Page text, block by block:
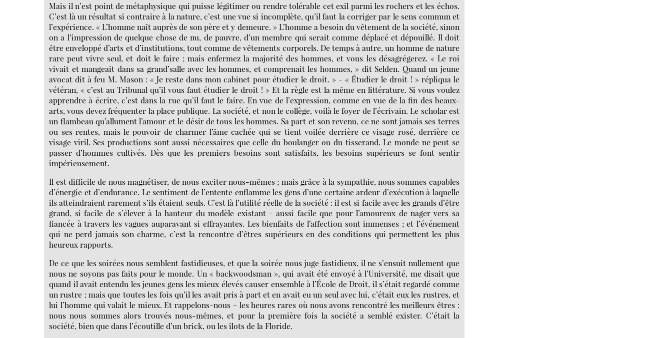
Mais il n’est point de métaphysique qui puisse légitimer ou rendre tolérable cet exil parmi les rochers et les échos.
C’est là un résultat si contraire à la nature, c’est une vue si incomplète, qu’il faut la corriger par le sens commun et
l’expérience. « L’homme naît auprès de son père et y demeure. » L’homme a besoin du vêtement de la société, sinon
on a l’impression de quelque chose de nu, de pauvre, d’un membre qui serait comme déplacé et dépouillé. Il doit
être enveloppé d’arts et d’institutions, tout comme de vêtements corporels. De temps à autre, un homme de nature
rare peut vivre seul, et doit le faire ; mais enfermez la majorité des hommes, et vous les désagrégerez. « Le roi
vivait et mangeait dans sa grand’salle avec les hommes, et comprenait les hommes, » dit Selden. Quand un jeune
avocat dit à feu M. Mason : « Je reste dans mon cabinet pour étudier le droit. » - « Étudier le droit ! » répliqua le
vétéran, « c’est au Tribunal qu’il vous faut étudier le droit ! » Et la règle est la même en littérature. Si vous voulez
apprendre à écrire, c’est dans la rue qu’il faut le faire. En vue de l’expression, comme en vue de la fin des beaux-
arts, vous devez fréquenter la place publique. La société, et non le collège, voilà le foyer de l’écrivain. Le scholar est
un flambeau qu’allument l’amour et le désir de tous les hommes. Sa part et son revenu, ce ne sont jamais ses terres
ou ses rentes, mais le pouvoir de charmer l’âme cachée qui se tient voilée derrière ce visage rosé, derrière ce
visage viril. Ses productions sont aussi nécessaires que celle du boulanger ou du tisserand. Le monde ne peut se
passer d’hommes cultivés. Dès que les premiers besoins sont satisfaits, les besoins supérieurs se font sentir
impérieusement.
Il est difficile de nous magnétiser, de nous exciter nous-mêmes ; mais grâce à la sympathie, nous sommes capables
d’énergie et d’endurance. Le sentiment de l’entente enflamme les gens d’une certaine ardeur d’exécution à laquelle
ils atteindraient rarement s’ils étaient seuls. C’est là l’utilité réelle de la société : il est si facile avec les grands d’être
grand, si facile de s’élever à la hauteur du modèle existant - aussi facile que pour l’amoureux de nager vers sa
fiancée à travers les vagues auparavant si effrayantes. Les bienfaits de l’affection sont immenses ; et l’événement
qui ne perd jamais son charme, c’est la rencontre d’êtres supérieurs en des conditions qui permettent les plus
heureux rapports.
De ce que les soirées nous semblent fastidieuses, et que la soirée nous juge fastidieux, il ne s’ensuit nullement que
nous ne soyons pas faits pour le monde. Un « backwoodsman », qui avait été envoyé à l’Université, me disait que
quand il avait entendu les jeunes gens les mieux élevés causer ensemble à l’École de Droit, il s’était regardé comme
un rustre ; mais que toutes les fois qu’il les avait pris à part et en avait eu un seul avec lui, c’était eux les rustres, et
lui l’homme qui valait le mieux. Et rappelons-nous - les heures rares où nous avons rencontré les meilleurs êtres :
nous nous sommes alors trouvés nous-mêmes, et pour la première fois la société a semblé exister. C’était la
société, bien que dans l’écoutille d’un brick, ou les îlots de la Floride.